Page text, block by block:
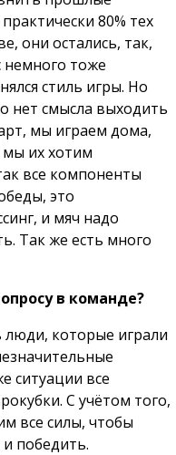
80% тех
они остались, так,
немного тоже
стиль игры. Но
нет смысла выходить
мы играем дома,
их хотим
все компоненты
это
и мяч надо
Так же есть много
в команде?
которые играли
ситуации все
С учётом того,
все силы, чтобы
победить.